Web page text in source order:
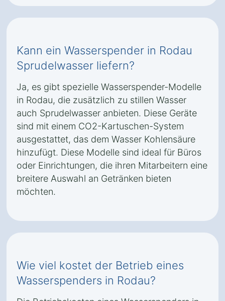
Kann ein Wasserspender in Rodau
Sprudelwasser liefern?
Ja, es gibt spezielle Wasserspender-Modelle
in Rodau, die zusätzlich zu stillen Wasser
auch Sprudelwasser anbieten. Diese Geräte
sind mit einem CO2-Kartuschen-System
ausgestattet, das dem Wasser Kohlensäure
hinzufügt. Diese Modelle sind ideal für Büros
oder Einrichtungen, die ihren Mitarbeitern eine
breitere Auswahl an Getränken bieten
möchten.
Wie viel kostet der Betrieb eines
Wasserspenders in Rodau?